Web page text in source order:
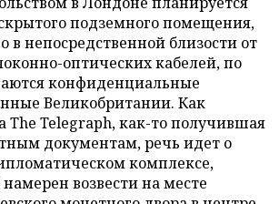
подземного помещения,
в непосредственной близости от
оптических кабелей, по
конфиденциальные
Великобритании. Как
The Telegraph, как-то получившая
документам, речь идет о
комплексе,
возвести на месте